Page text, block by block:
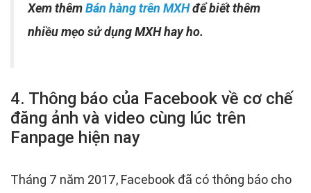
Xem thêmBán hàng trên MXHđể biết thêm
nhiều mẹo sử dụng MXH hay ho.
4. Thông báo của Facebook về cơ chế
đăng ảnh và video cùng lúc trên
Fanpage hiện nay
Tháng 7 năm 2017, Facebook đã có thông báo cho